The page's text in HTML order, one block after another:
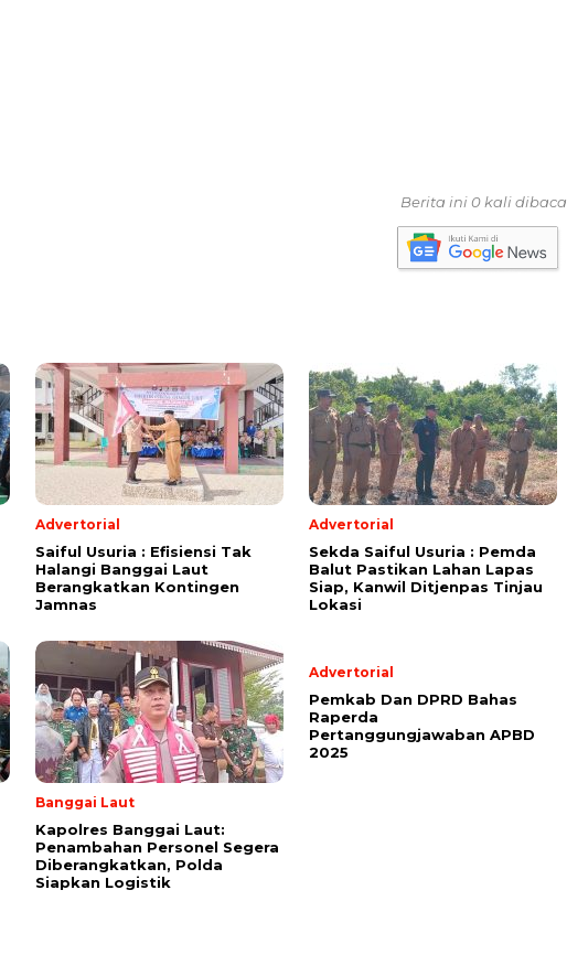
Berita ini 0 kali dibaca
Advertorial
Saiful Usuria : Efisiensi Tak
Halangi Banggai Laut
Berangkatkan Kontingen
Jamnas
Advertorial
Sekda Saiful Usuria : Pemda
Balut Pastikan Lahan Lapas
Siap, Kanwil Ditjenpas Tinjau
Lokasi
Banggai Laut
Kapolres Banggai Laut:
Penambahan Personel Segera
Diberangkatkan, Polda
Siapkan Logistik
Advertorial
Pemkab Dan DPRD Bahas
Raperda
Pertanggungjawaban APBD
2025